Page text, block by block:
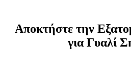
Αποκτήστε την
για Γυαλί